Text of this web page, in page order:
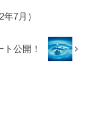
7月）
公開！